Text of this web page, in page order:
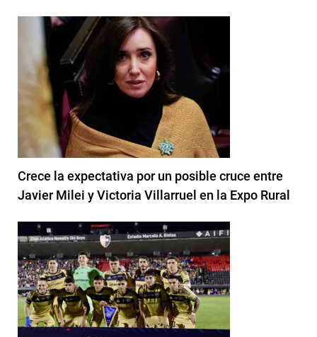
Crece la expectativa por un posible cruce entre
Javier Milei y Victoria Villarruel en la Expo Rural